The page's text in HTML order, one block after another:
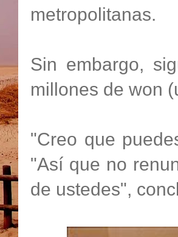
metropolitanas.
Sin embargo,
millones de won
"Creo que
"Así que no
de ustedes",